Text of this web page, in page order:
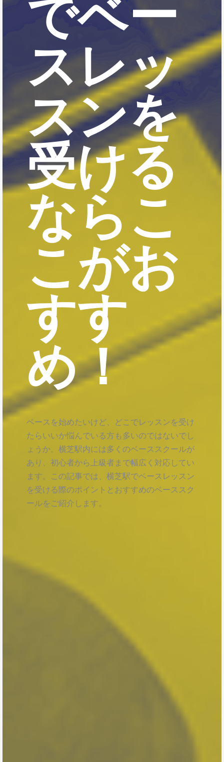
でベー
スレッ
スンを
受ける
ならこ
こがお
すす
め！
ベースを始めたいけど、どこでレッスンを受け
たらいいか悩んでいる方も多いのではないでし
ょうか。横芝駅内には多くのベーススクールが
あり、初心者から上級者まで幅広く対応してい
ます。この記事では、横芝駅でベースレッスン
を受ける際のポイントとおすすめのベーススク
ールをご紹介します。